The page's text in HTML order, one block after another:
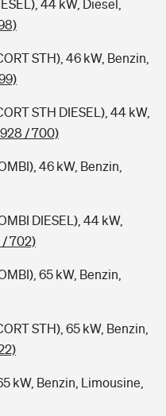
44 kW, Diesel,
STH), 46 kW, Benzin,
STH DIESEL), 44 kW,
/ 700)
46 kW, Benzin,
DIESEL), 44 kW,
702)
65 kW, Benzin,
STH), 65 kW, Benzin,
kW, Benzin, Limousine,